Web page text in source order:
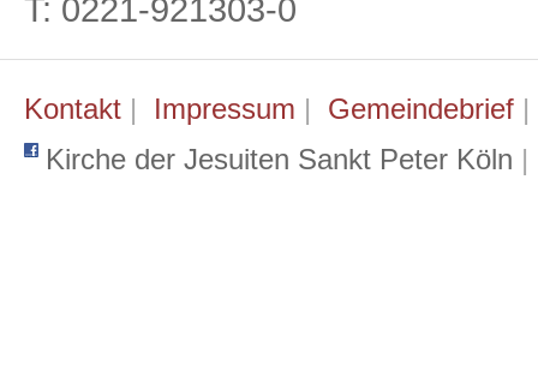
T: 0221-921303-0
Kontakt | Impressum | Gemeindebrief
Kirche der Jesuiten Sankt Peter Köln